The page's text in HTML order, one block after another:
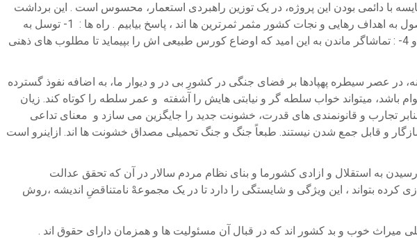
با دائمی بودن این پروژه، در یک توزین راهبردی استعمار، محسوس است . این برداشت
از وضعیت ما را در موقعیتی قرار میدهد تا برای این پرسش که کدام یک از این چند راه اتی کم ضایعه و سریع الحصول به اهداف رهایی و نجات کشور مثمر ثمرترین ها اند ، پاسخ بیابیم . راه ها : 1- توسل به
خشونت مقاومت مسلحانه و 2- : دمیدن روح تازه در تجارب جنبش های همگانی مردم سالارانه. 3- : ترکیبی از ایندو. و 4- : تماشاگر ماندن به این امید که اوضاع کورس طبیعی اش را بپیماید تا مطلوب های ذهنی
عصر سیطره پهپادها بر فضای جنگی در کشورِ بی در و دیوار ما، به اضافه نفوذ گسترده
باشد، میتواند خواب سلطه گر و نیابتی هایش را آشفته و عمر سلطه را کوتاه کند. زیان
و قانونمندی های قدرت، خشونت جدید را جایگزین می سازد و معنای تداعی
و قابل جمع شدن نیستند. طبعاً جنگ و جنگ تحمیلی مصداق خشونت ها اند. ازاینرو است
به استقلال و ازادی کشورما و بنای نظام مردم سالار در آن که تحقق عدالت
بتواند ، این ویژگی و شایستگی را دارد تا در یک مجموعهْ نامتناقضِ اندیشه ،روش
میراث خوب و بد کشور اند که در قبال آن مسئولیت ها و همزمان دارای حقوق اند .